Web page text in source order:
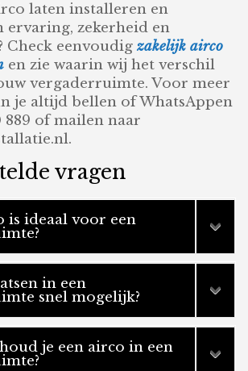
laten installeren en
ervaring, zekerheid en
Check eenvoudigzakelijk airco
en zie waarin wij het verschil
vergaderruimte. Voor meer
je altijd bellen of WhatsAppen
889 of mailen naar
vragen
is ideaal voor een
in een
snel mogelijk?
je een airco in een